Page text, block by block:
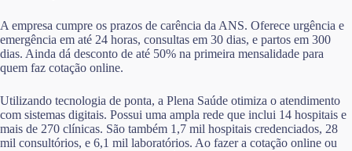
A empresa cumpre os prazos de carência da ANS. Oferece urgência e
emergência em até 24 horas, consultas em 30 dias, e partos em 300
dias. Ainda dá desconto de até 50% na primeira mensalidade para
quem faz cotação online.
Utilizando tecnologia de ponta, a Plena Saúde otimiza o atendimento
com sistemas digitais. Possui uma ampla rede que inclui 14 hospitais e
mais de 270 clínicas. São também 1,7 mil hospitais credenciados, 28
mil consultórios, e 6,1 mil laboratórios. Ao fazer a cotação online ou